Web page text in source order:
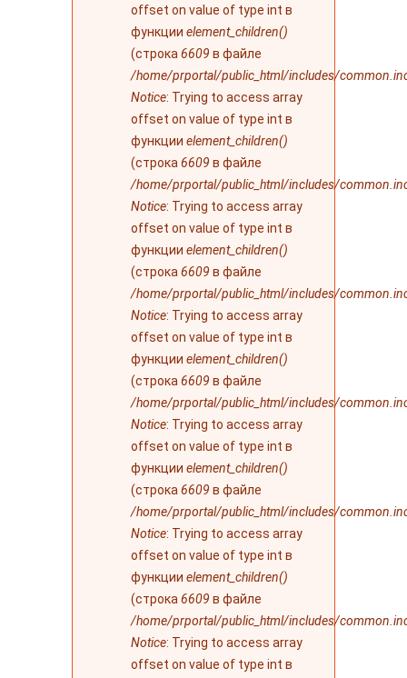
offset on value of type int в
функции element_children()
(строка 6609 в файле
/home/prportal/public_html/includes/
Notice: Trying to access array
offset on value of type int в
функции element_children()
(строка 6609 в файле
/home/prportal/public_html/includes/
Notice: Trying to access array
offset on value of type int в
функции element_children()
(строка 6609 в файле
/home/prportal/public_html/includes/
Notice: Trying to access array
offset on value of type int в
функции element_children()
(строка 6609 в файле
/home/prportal/public_html/includes/
Notice: Trying to access array
offset on value of type int в
функции element_children()
(строка 6609 в файле
/home/prportal/public_html/includes/
Notice: Trying to access array
offset on value of type int в
функции element_children()
(строка 6609 в файле
/home/prportal/public_html/includes/
Notice: Trying to access array
offset on value of type int в